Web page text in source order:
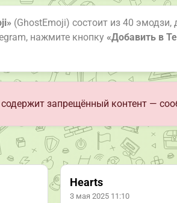
(GhostEmoji) состоит из 40
нажмите кнопку «Добавить в
запрещённый контент —
Hearts
3 мая 2025 11:10